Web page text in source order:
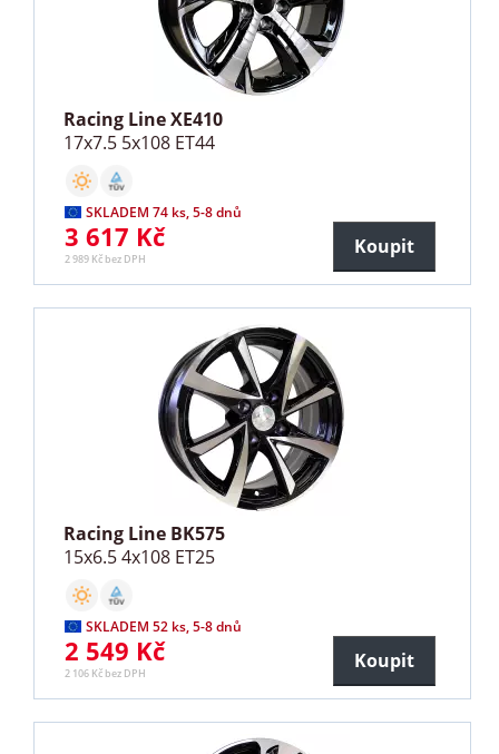
Racing Line XE410
17x7.5 5x108 ET44
SKLADEM 74 ks, 5-8 dnů
3 617 Kč
2 989 Kč bez DPH
Koupit
Racing Line BK575
15x6.5 4x108 ET25
SKLADEM 52 ks, 5-8 dnů
2 549 Kč
2 106 Kč bez DPH
Koupit